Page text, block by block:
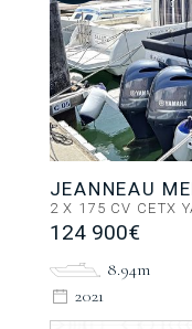
JEANNEAU
2 X 175 CV CETX
124 900€
8.94m
2021